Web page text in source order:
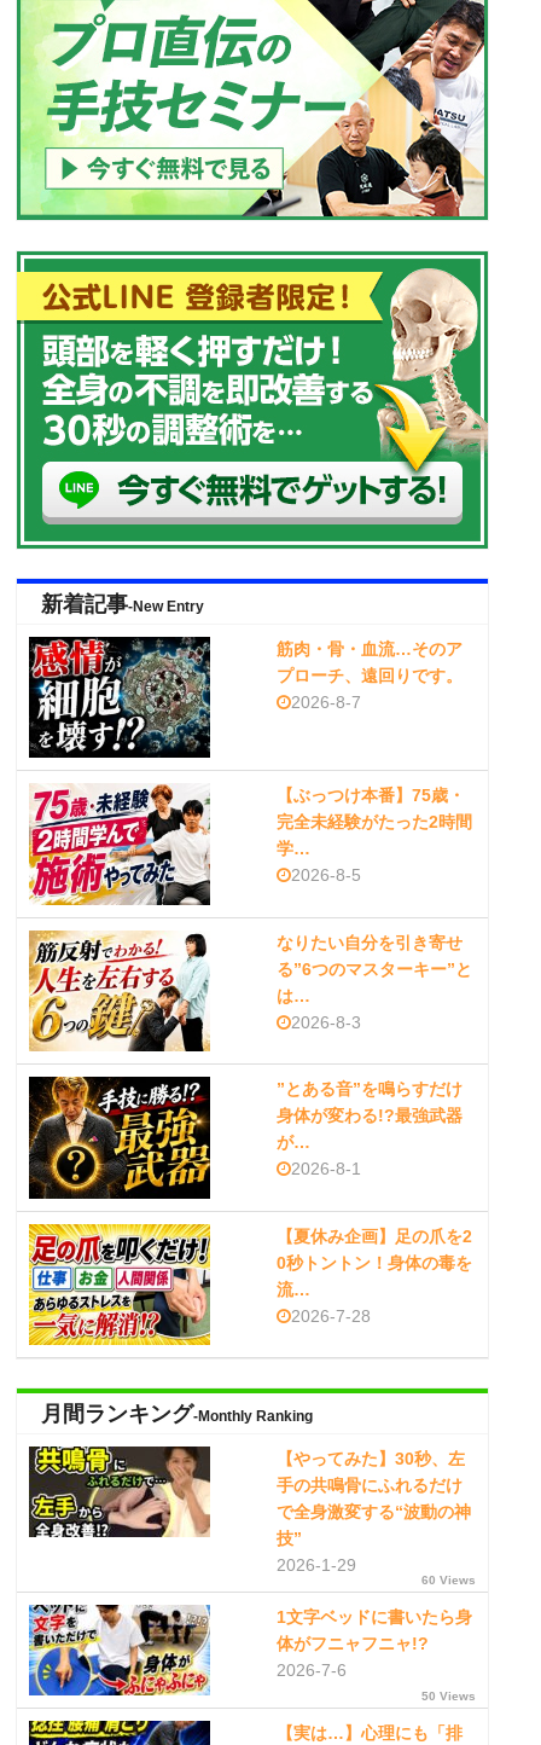
新着記事-New Entry
筋肉・骨・血流…そのア
プローチ、遠回りです。
2026-8-7
【ぶっつけ本番】75歳・
完全未経験がたった2時間
学…
2026-8-5
なりたい自分を引き寄せ
る”6つのマスターキー”と
は…
2026-8-3
”とある音”を鳴らすだけ
身体が変わる!?最強武器
が…
2026-8-1
【夏休み企画】足の爪を2
0秒トントン！身体の毒を
流…
2026-7-28
月間ランキング-Monthly Ranking
【やってみた】30秒、左
手の共鳴骨にふれるだけ
で全身激変する“波動の神
技”
2026-1-29
60 Views
1文字ベッドに書いたら身
体がフニャフニャ!?
2026-7-6
50 Views
【実は…】心理にも「排